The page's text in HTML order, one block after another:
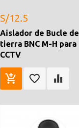
S/12.5
Aislador de Bucle de
tierra BNC M-H para
CCTV